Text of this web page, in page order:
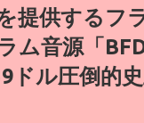
提供するフ
ム音源「
ドル圧倒的